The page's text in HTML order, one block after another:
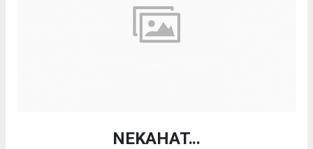
NEKAHAT...